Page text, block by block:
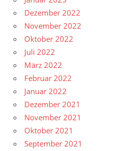
Dezember 2022
November 2022
Oktober 2022
Juli 2022
März 2022
Februar 2022
Januar 2022
Dezember 2021
November 2021
Oktober 2021
September 2021